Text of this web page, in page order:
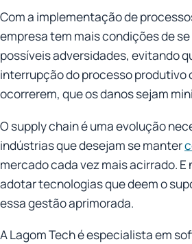
Com a implementação de
empresa tem mais condições de
possíveis adversidades, evitando
interrupção do processo produtivo
ocorrerem, que os danos sejam
O supply chain é uma evolução
indústrias que desejam se manter
mercado cada vez mais acirrado. E
adotar tecnologias que deem o
essa gestão aprimorada.
A Lagom Tech é especialista em